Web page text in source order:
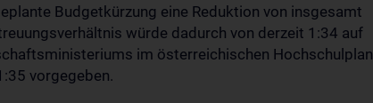
Budgetkürzung eine Reduktion von insgesamt
würde dadurch von derzeit 1:34 auf
im österreichischen Hochschulplan
vorgegeben.